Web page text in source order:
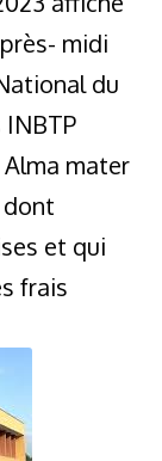
midi
du
mater
dont
et qui
frais